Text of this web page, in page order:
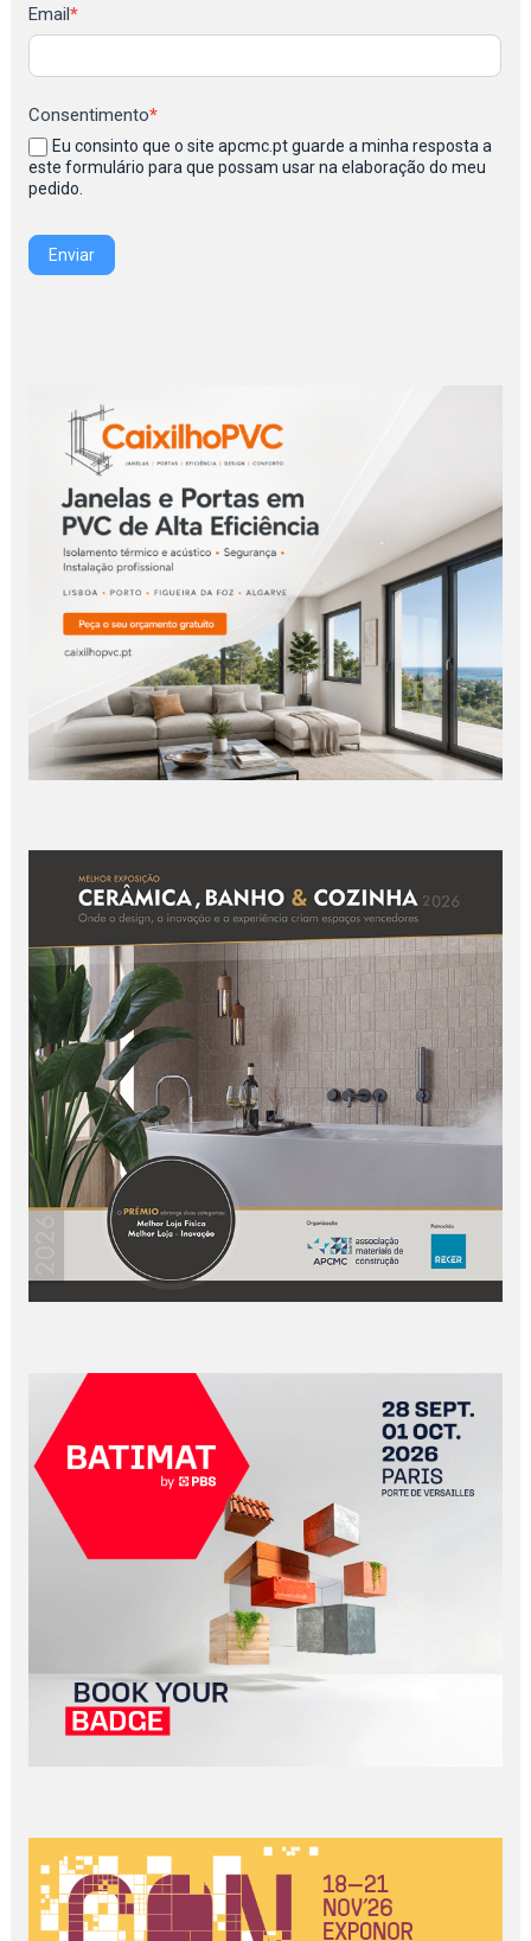
Newsletter
Email*
Consentimento*
Eu consinto que o site apcmc.pt guarde a minha resposta a
este formulário para que possam usar na elaboração do meu
pedido.
Enviar